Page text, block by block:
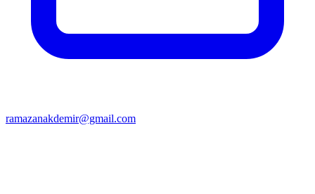
ramazanakdemir@gmail.com